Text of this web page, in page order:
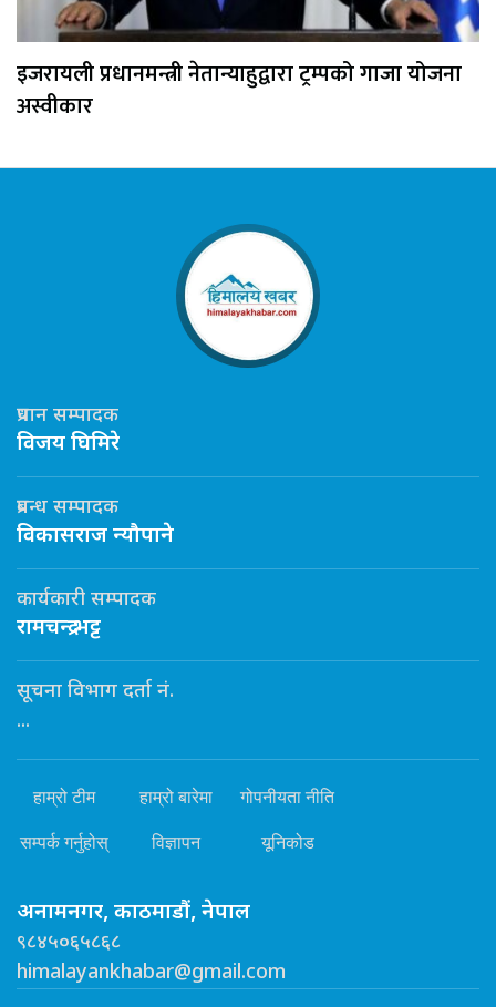
इजरायली प्रधानमन्त्री नेतान्याहुद्वारा ट्रम्पको गाजा योजना
अस्वीकार
प्रधान सम्पादक
विजय घिमिरे
प्रबन्ध सम्पादक
विकासराज न्यौपाने
कार्यकारी सम्पादक
रामचन्द्र भट्ट
सूचना विभाग दर्ता नं.
...
हाम्रो टीम हाम्रो बारेमा गोपनीयता नीति
सम्पर्क गर्नुहोस् विज्ञापन यूनिकोड
अनामनगर, काठमाडौं, नेपाल
९८४५०६५८६८
himalayankhabar@gmail.com